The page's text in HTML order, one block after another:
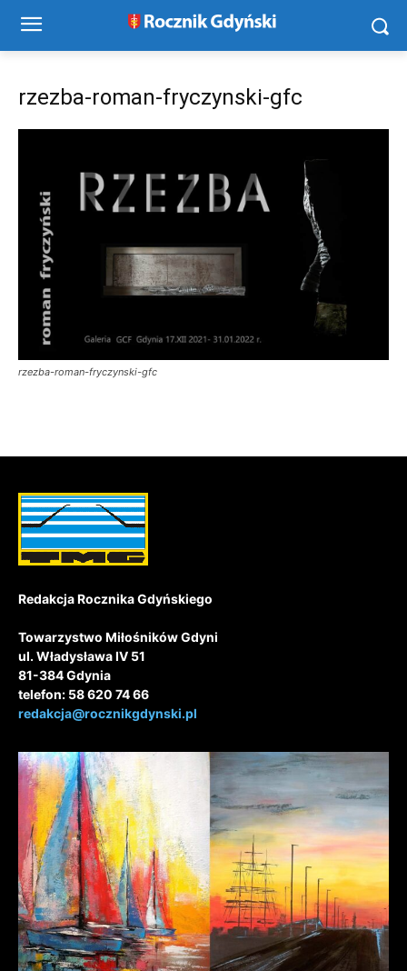
rzezba-roman-fryczynski-gfc
rzezba-roman-fryczynski-gfc
Redakcja Rocznika Gdyńskiego
Towarzystwo Miłośników Gdyni
ul. Władysława IV 51
81-384 Gdynia
telefon: 58 620 74 66
redakcja@rocznikgdynski.pl